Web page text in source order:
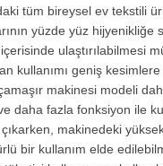
tüm bireysel ev tekstili
yüzde yüz hijyenikliğe
ulaştırılabilmesi
kullanımı geniş kesimlere
makinesi modeli
daha fazla fonksiyon ile
çıkarken, makinedeki
bir kullanım elde